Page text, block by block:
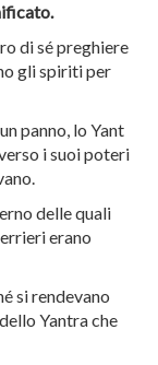
di sé preghiere
gli spiriti per
panno, lo Yant
i suoi poteri
delle quali
erano
si rendevano
Yantra che